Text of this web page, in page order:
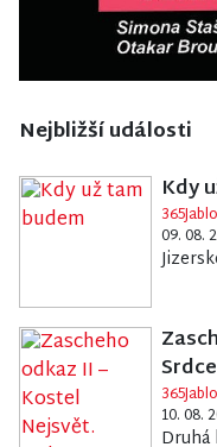
Nejbližší události
Kdy
09. 08.
10. 08.